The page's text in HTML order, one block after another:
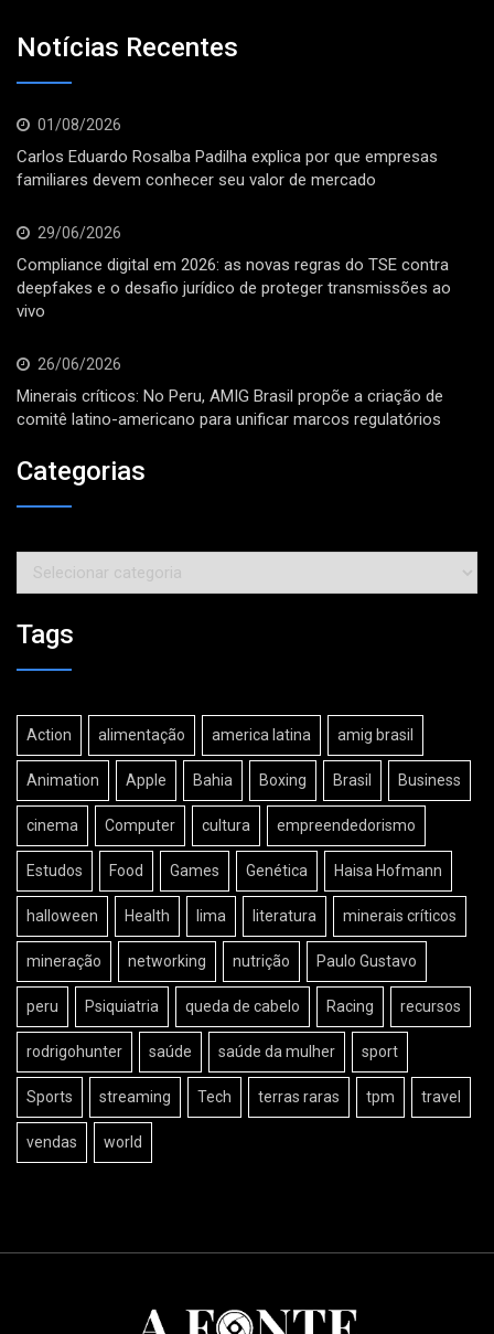
Notícias Recentes
01/08/2026
Carlos Eduardo Rosalba Padilha explica por que empresas
familiares devem conhecer seu valor de mercado
29/06/2026
Compliance digital em 2026: as novas regras do TSE contra
deepfakes e o desafio jurídico de proteger transmissões ao
vivo
26/06/2026
Minerais críticos: No Peru, AMIG Brasil propõe a criação de
comitê latino-americano para unificar marcos regulatórios
Categorias
Categorias
Tags
Action alimentação america latina amig brasil
Animation Apple Bahia Boxing Brasil Business
cinema Computer cultura empreendedorismo
Estudos Food Games Genética Haisa Hofmann
halloween Health lima literatura minerais críticos
mineração networking nutrição Paulo Gustavo
peru Psiquiatria queda de cabelo Racing recursos
rodrigohunter saúde saúde da mulher sport
Sports streaming Tech terras raras tpm travel
vendas world